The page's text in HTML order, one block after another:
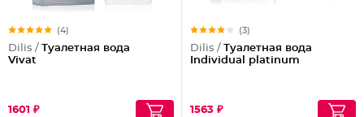
(4)
Dilis / Туалетная вода
Vivat
1601 ₽
(3)
Dilis / Туалетная вода
Individual platinum
1563 ₽